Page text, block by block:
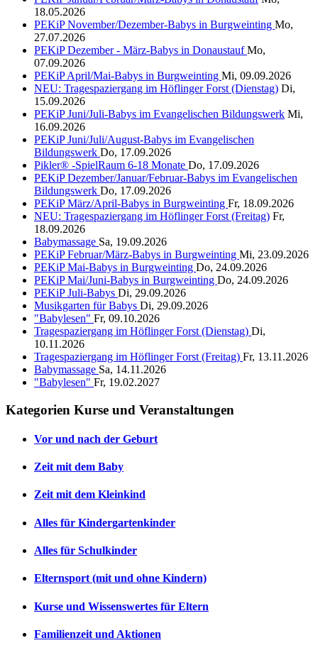
18.05.2026
PEKiP November/Dezember-Babys in Burgweinting Mo,
27.07.2026
PEKiP Dezember - März-Babys in DonaustaufMo,
07.09.2026
PEKiP April/Mai-Babys in Burgweinting Mi, 09.09.2026
NEU: Tragespaziergang im Höflinger Forst (Dienstag) Di,
15.09.2026
PEKiP Juni/Juli-Babys im Evangelischen Bildungswerk Mi,
16.09.2026
PEKiP Juni/Juli/August-Babys im Evangelischen
Bildungswerk Do, 17.09.2026
Pikler® -SpielRaum 6-18 Monate Do, 17.09.2026
PEKiP Dezember/Januar/Februar-Babys im Evangelischen
Bildungswerk Do, 17.09.2026
PEKiP März/April-Babys in Burgweinting Fr, 18.09.2026
NEU: Tragespaziergang im Höflinger Forst (Freitag) Fr,
18.09.2026
Babymassage Sa, 19.09.2026
PEKiP Februar/März-Babys in Burgweinting Mi, 23.09.2026
PEKiP Mai-Babys in Burgweinting Do, 24.09.2026
PEKiP Mai/Juni-Babys in Burgweinting Do, 24.09.2026
PEKiP Juli-Babys Di, 29.09.2026
Musikgarten für Babys Di, 29.09.2026
"Babylesen" Fr, 09.10.2026
Tragespaziergang im Höflinger Forst (Dienstag) Di,
10.11.2026
Tragespaziergang im Höflinger Forst (Freitag) Fr, 13.11.2026
Babymassage Sa, 14.11.2026
"Babylesen" Fr, 19.02.2027
Kategorien Kurse und Veranstaltungen
Vor und nach der Geburt
Zeit mit dem Baby
Zeit mit dem Kleinkind
Alles für Kindergartenkinder
Alles für Schulkinder
Elternsport (mit und ohne Kindern)
Kurse und Wissenswertes für Eltern
Familienzeit und Aktionen